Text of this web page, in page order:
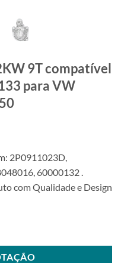
9T compatível
para VW
2P0911023D,
60000132 .
com Qualidade e Design